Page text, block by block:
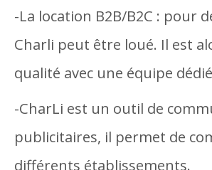
-La location B2B/B2C : pour
Charli peut être loué. Il est
qualité avec une équipe
-CharLi est un outil de
publicitaires, il permet de
différents établissements.